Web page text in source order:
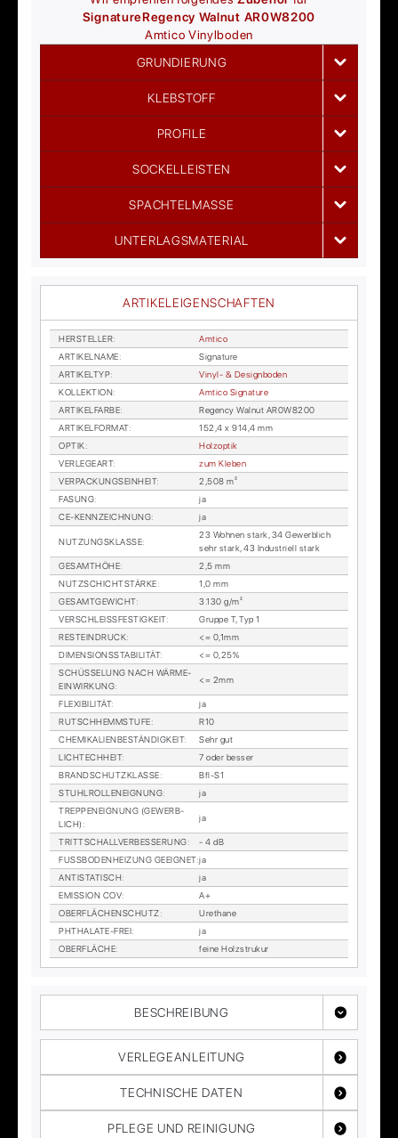
SignatureRegency Walnut AR0W8200
Amtico Vinylboden
GRUNDIERUNG
KLEBSTOFF
PROFILE
SOCKELLEISTEN
SPACHTELMASSE
UNTERLAGSMATERIAL
ARTIKELEIGENSCHAFTEN
HER­STEL­LER:
Am­ti­co
AR­TI­KEL­NA­ME:
Si­gna­tu­re
AR­TI­KEL­TYP:
Vi­nyl- & De­sign­bo­den
KOL­LEK­TI­ON:
Am­ti­co Si­gna­tu­re
AR­TI­KEL­FAR­BE:
Re­gen­cy Wal­nut AR0W8200
AR­TI­KEL­FOR­MAT:
152,4 x 914,4 mm
OP­TIK:
Holz­op­tik
VER­LE­GE­ART:
zum Kle­ben
VER­PA­CKUNGS­EIN­HEIT:
2,508 m²
FA­SUNG:
ja
CE-KENN­ZEICH­NUNG: ja
NUT­ZUNGS­KLAS­SE:
23 Woh­nen stark, 34 Ge­werb­lich
sehr stark, 43 In­dus­tri­ell stark
GE­SAMT­HÖ­HE:
2,5 mm
NUTZ­SCHICHT­STÄR­KE:
1,0 mm
GE­SAMT­GE­WICHT:
3.130 g/m²
VER­SCHLEISS­FES­TIG­KEIT:
Grup­pe T, Typ 1
RESTEIN­DRUCK:
<= 0,1mm
DI­MEN­SI­ONS­STA­BI­LI­TÄT:
<= 0,25%
SCHÜS­SE­LUNG NACH WÄR­ME­
EIN­WIR­KUNG:
<= 2mm
FLE­XI­BI­LI­TÄT:
ja
RUTSCH­HEMM­STU­FE:
R10
CHE­MI­KA­LI­EN­BE­STÄN­DIG­KEIT:
Sehr gut
LICH­TECH­HEIT:
7 oder bes­ser
BRAND­SCHUTZ­KLAS­SE:
Bfl-S1
STUHL­ROL­LEN­EIG­NUNG:
ja
TREP­PEN­EIG­NUNG (GE­WERB­
LICH) :
ja
TRITT­SCHALL­VER­BES­SE­RUNG:
- 4 dB
FUSS­BO­DEN­HEI­ZUNG GE­EIG­NET:ja
AN­TI­STA­TISCH:
ja
EMIS­SI­ON COV:
A+
OBER­FLÄ­CHEN­SCHUTZ:
Ure­tha­ne
PHTHA­LA­TE-FREI:
ja
OBER­FLÄ­CHE: fei­ne Holz­stru­kur
BESCHREIBUNG
VERLEGEANLEITUNG
TECHNISCHE DATEN
PFLEGE UND REINIGUNG